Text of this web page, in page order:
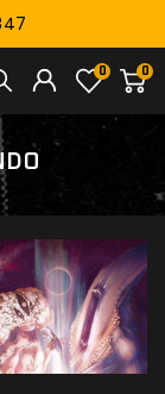
0
0